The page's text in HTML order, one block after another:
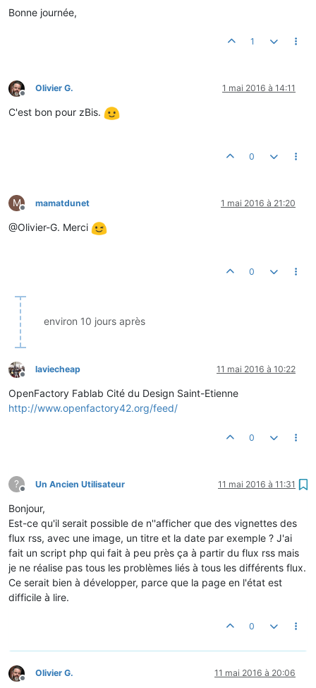
Bonne journée,
1
Hors-ligne
Olivier G. 1 mai 2016 à 14:11
C'est bon pour zBis.
0
M
Hors-ligne
mamatdunet 1 mai 2016 à 21:20
@Olivier-G. Merci
0
environ 10 jours après
Hors-ligne
laviecheap 11 mai 2016 à 10:22
OpenFactory Fablab Cité du Design Saint-Etienne
http://www.openfactory42.org/feed/
0
?
Hors-ligne
Un Ancien Utilisateur 11 mai 2016 à 11:31
Bonjour,
Est-ce qu'il serait possible de n''afficher que des vignettes des
flux rss, avec une image, un titre et la date par exemple ? J'ai
fait un script php qui fait à peu près ça à partir du flux rss mais
je ne réalise pas tous les problèmes liés à tous les différents flux.
Ce serait bien à développer, parce que la page en l'état est
difficile à lire.
0
Hors-ligne
Olivier G. 11 mai 2016 à 20:06